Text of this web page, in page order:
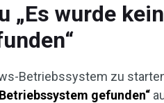
„Es wurde kein
Betriebssystem zu
gefunden“